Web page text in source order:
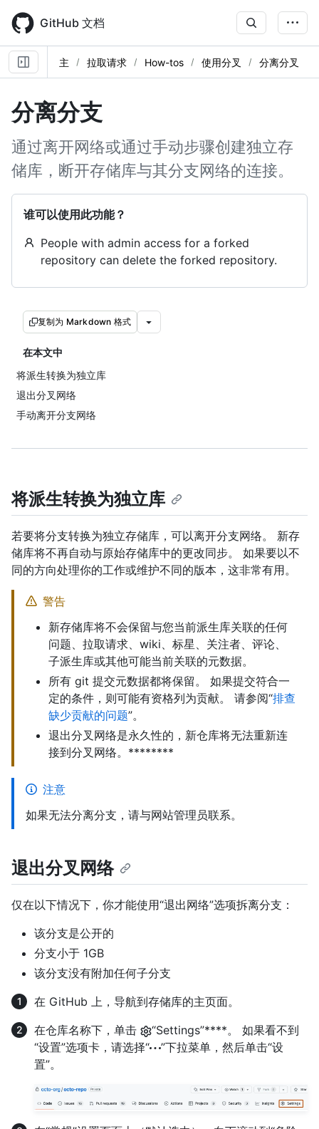
main
content
GitHub 文档
主 拉取请求 How-tos 使用分叉 分离分叉
分离分支
通过离开网络或通过手动步骤创建独立存
储库，断开存储库与其分支网络的连接。
谁可以使用此功能？
People with admin access for a forked
repository can delete the forked repository.
复制为 Markdown 格式
在本文中
将派生转换为独立库
退出分叉网络
手动离开分支网络
将派生转换为独立库
若要将分支转换为独立存储库，可以离开分支网络。 新存
储库将不再自动与原始存储库中的更改同步。 如果要以不
同的方向处理你的工作或维护不同的版本，这非常有用。
警告
新存储库将不会保留与您当前派生库关联的任何
问题、拉取请求、wiki、标星、关注者、评论、
子派生库或其他可能当前关联的元数据。
所有 git 提交元数据都将保留。 如果提交符合一
定的条件，则可能有资格列为贡献。 请参阅“排查
缺少贡献的问题”。
退出分叉网络是永久性的，新仓库将无法重新连
接到分叉网络。********
注意
如果无法分离分支，请与网站管理员联系。
退出分叉网络
仅在以下情况下，你才能使用“退出网络”选项拆离分支：
该分支是公开的
分支小于 1GB
该分支没有附加任何子分支
在 GitHub 上，导航到存储库的主页面。
在仓库名称下，单击
“Settings”****。 如果看不到
“设置”选项卡，请选择“
”下拉菜单，然后单击“设
置”。